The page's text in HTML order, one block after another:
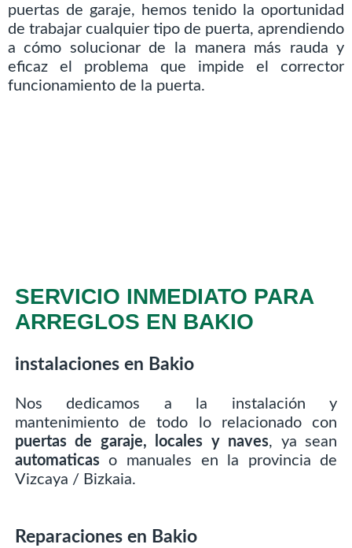
puertas de garaje, hemos tenido la oportunidad
de trabajar cualquier tipo de puerta, aprendiendo
a cómo solucionar de la manera más rauda y
eficaz el problema que impide el corrector
funcionamiento de la puerta.
SERVICIO INMEDIATO PARA
ARREGLOS EN BAKIO
instalaciones en Bakio
Nos dedicamos a la instalación y
mantenimiento de todo lo relacionado con
puertas de garaje, locales y naves, ya sean
automaticaso manuales en la provincia de
Vizcaya / Bizkaia.
Reparaciones en Bakio